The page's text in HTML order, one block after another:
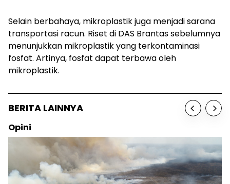
Selain berbahaya, mikroplastik juga menjadi sarana
transportasi racun. Riset di DAS Brantas sebelumnya
menunjukkan mikroplastik yang terkontaminasi
fosfat. Artinya, fosfat dapat terbawa oleh
mikroplastik.
BERITA LAINNYA
Opini